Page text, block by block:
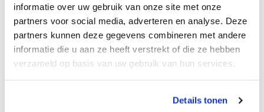
informatie over uw gebruik van onze site met onze
partners voor social media, adverteren en analyse. Deze
partners kunnen deze gegevens combineren met andere
informatie die u aan ze heeft verstrekt of die ze hebben
verzameld op basis van uw gebruik van hun services.
Details tonen
Regenwatersysteem van Mijn
Waterfabriek toegepast in De Wilde
Kievitsbloem in De Tippe
Tippe (Zwolle) wordt een innovatieve stap gezet in